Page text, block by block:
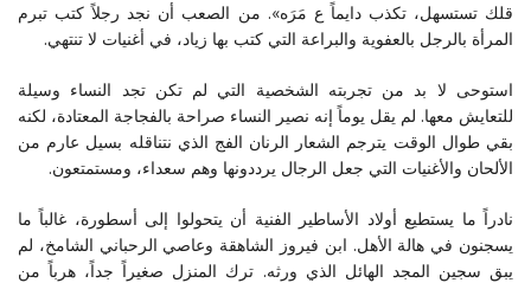
قلك تستسهل، تكذب دايماً ع مَرَه». من الصعب أن نجد رجلاً كتب تبرم
المرأة بالرجل بالعفوية والبراعة التي كتب بها زياد، في أغنيات لا تنتهي.
استوحى لا بد من تجربته الشخصية التي لم تكن تجد النساء وسيلة
للتعايش معها. لم يقل يوماً إنه نصير النساء صراحة بالفجاجة المعتادة، لكنه
بقي طوال الوقت يترجم الشعار الرنان الفج الذي نتناقله بسيل عارم من
الألحان والأغنيات التي جعل الرجال يرددونها وهم سعداء، ومستمتعون.
نادراً ما يستطيع أولاد الأساطير الفنية أن يتحولوا إلى أسطورة، غالباً ما
يسجنون في هالة الأهل. ابن فيروز الشاهقة وعاصي الرحباني الشامخ، لم
يبق سجين المجد الهائل الذي ورثه. ترك المنزل صغيراً جداً، هرباً من